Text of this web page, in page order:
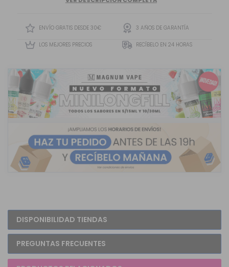
ENVÍO GRATIS DESDE 30€ 3 AÑOS DE GARANTÍA
LOS MEJORES PRECIOS RECÍBELO EN 24 HORAS
DISPONIBILIDAD TIENDAS
PREGUNTAS FRECUENTES